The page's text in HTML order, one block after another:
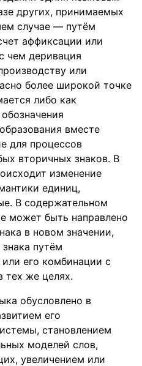
других, принимаемых
случае — путём
аффиксации или
чем деривация
или
более широкой точке
либо как
вместе
для процессов
вторичных знаков. В
изменение
единиц,
В содержательном
может быть направлено
в новом значении,
путём
его комбинации с
тех же целях.
обусловлено в
его
становлением
моделей слов,
увеличением или